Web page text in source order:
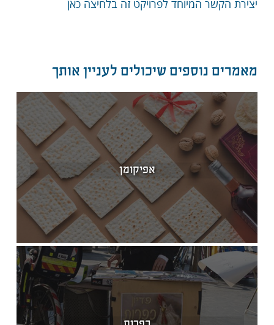
יצירת הקשר המיוחד לפרויקט זה בלחיצה כאן
מאמרים נוספים שיכולים לעניין אותך
אפיקומן